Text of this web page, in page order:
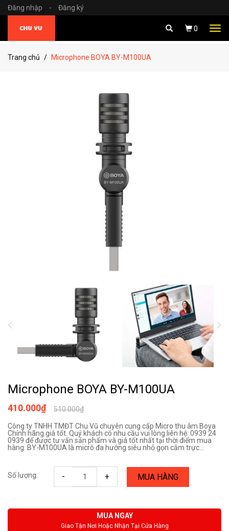
Đăng nhập - Đăng ký
0
Trang chủ Microphone BOYA BY-M100UA
Microphone BOYA BY-M100UA
510.000₫
410.000₫
Công ty TNHH TMĐT Chu Vũ chuyên cung cấp Micro thu âm Boya
Chính hãng giá tốt. Quý khách có nhu cầu vui lòng liên hệ: 0939 24
0939 để được tư vấn sản phẩm và giá tốt nhất tại thời điểm mua
hàng. BY-M100UA là micrô đa hướng siêu nhỏ gọn cắm trực...
Số lượng: - + MUA HÀNG
MUA NGAY
Giao Tận Nơi Hoặc Nhận Tại Cửa Hàng